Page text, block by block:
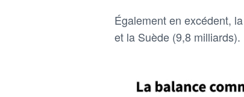
Également en excédent,
et la Suède (9,8 milliards).